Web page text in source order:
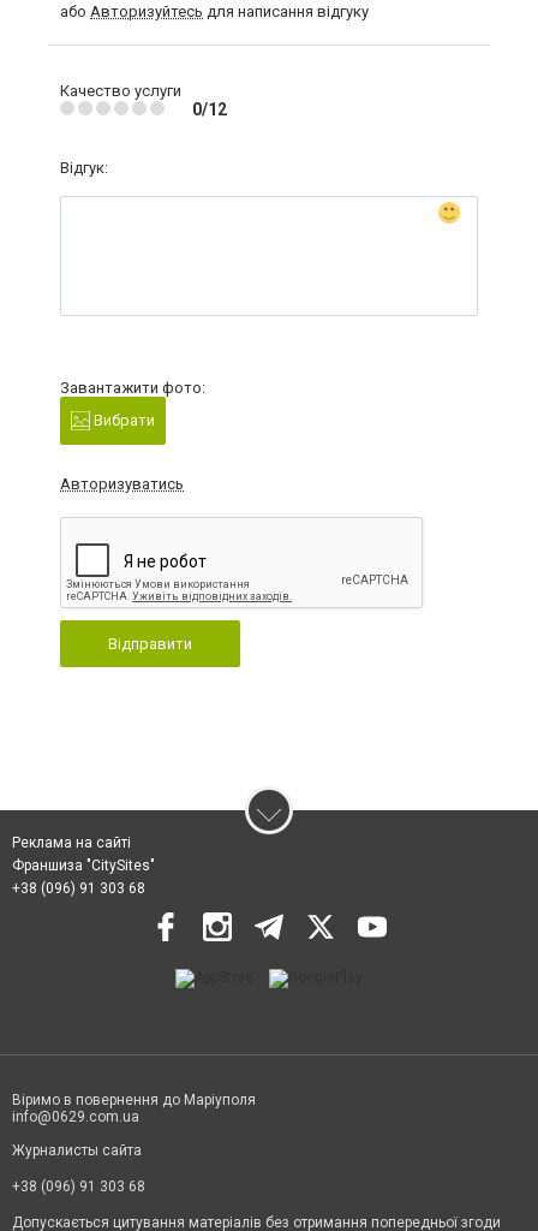
або Авторизуйтесь для написання відгуку
Качество услуги
0/12
Відгук:
Завантажити фото:
Вибрати
Авторизуватись
Відправити
Реклама на сайті
Франшиза "CitySites"
+38 (096) 91 303 68
Віримо в повернення до Маріуполя
info@0629.com.ua
Журналисты сайта
+38 (096) 91 303 68
Допускається цитування матеріалів без отримання попередньої згоди